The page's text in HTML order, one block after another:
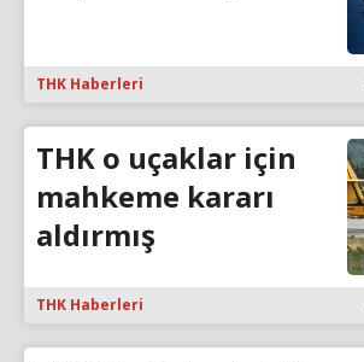
THK Haberleri
THK o uçaklar için
mahkeme kararı
aldırmış
THK Haberleri